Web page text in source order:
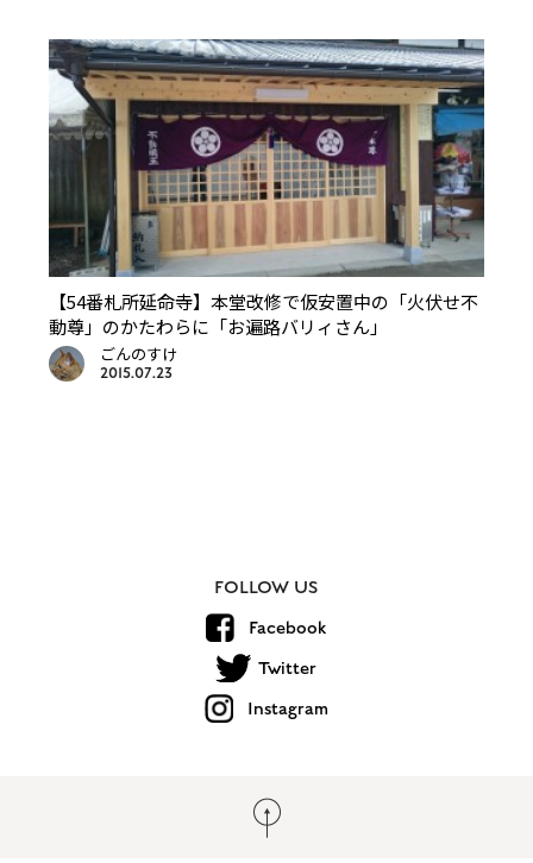
【54番札所延命寺】本堂改修で仮安置中の「火伏せ不
動尊」のかたわらに「お遍路バリィさん」
ごんのすけ
2015.07.23
FOLLOW US
Facebook
Twitter
Instagram